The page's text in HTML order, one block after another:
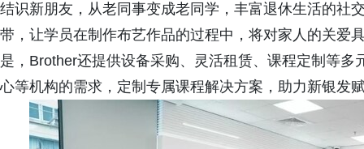
结识新朋友，从老同事变成老同学，丰富退休生活的社
带，让学员在制作布艺作品的过程中，将对家人的关爱
是，Brother还提供设备采购、灵活租赁、课程定制等
心等机构的需求，定制专属课程解决方案，助力新银发